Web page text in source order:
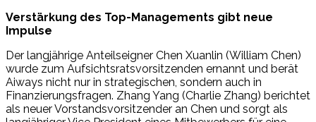
Verstärkung des Top-Managements gibt neue
Impulse
Der langjährige Anteilseigner Chen Xuanlin (William Chen)
wurde zum Aufsichtsratsvorsitzenden ernannt und berät
Aiways nicht nur in strategischen, sondern auch in
Finanzierungsfragen. Zhang Yang (Charlie Zhang) berichtet
als neuer Vorstandsvorsitzender an Chen und sorgt als